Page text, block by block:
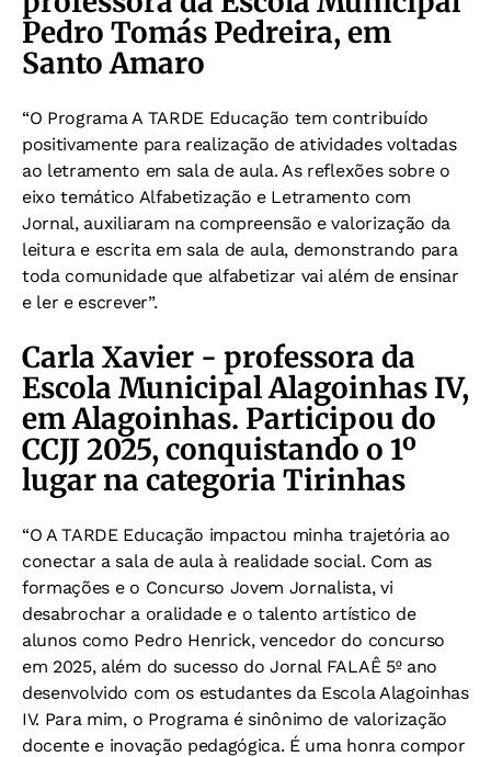
Pedro Tomás Pedreira, em
Santo Amaro
“O Programa A TARDE Educação tem contribuído
positivamente para realização de atividades voltadas
ao letramento em sala de aula. As reflexões sobre o
eixo temático Alfabetização e Letramento com
Jornal, auxiliaram na compreensão e valorização da
leitura e escrita em sala de aula, demonstrando para
toda comunidade que alfabetizar vai além de ensinar
e ler e escrever”.
Carla Xavier - professora da
Escola Municipal Alagoinhas IV,
em Alagoinhas. Participou do
CCJJ 2025, conquistando o 1º
lugar na categoria Tirinhas
“O A TARDE Educação impactou minha trajetória ao
conectar a sala de aula à realidade social. Com as
formações e o Concurso Jovem Jornalista, vi
desabrochar a oralidade e o talento artístico de
alunos como Pedro Henrick, vencedor do concurso
em 2025, além do sucesso do Jornal FALAÊ 5º ano
desenvolvido com os estudantes da Escola Alagoinhas
IV. Para mim, o Programa é sinônimo de valorização
docente e inovação pedagógica. É uma honra compor